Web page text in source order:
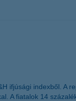
ifjúsági indexből.
A fiatalok 14